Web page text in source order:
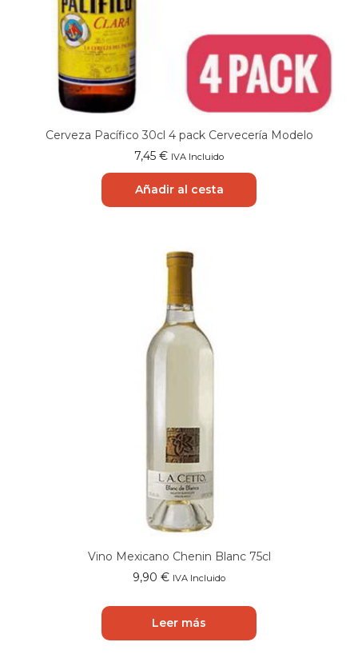
Cerveza Pacífico 30cl 4 pack Cervecería Modelo
7,45 € IVA Incluido
Añadir al cesta
Vino Mexicano Chenin Blanc 75cl
9,90 € IVA Incluido
Leer más